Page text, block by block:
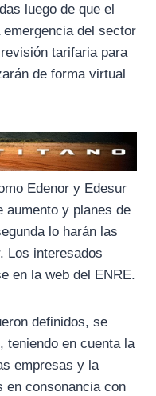
luego de que el
del sector
tarifaria para
de forma virtual
Edenor y Edesur
aumento y planes de
lo harán las
Los interesados
en la web del ENRE.
definidos, se
teniendo en cuenta la
empresas y la
en consonancia con